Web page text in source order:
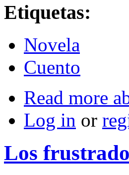
Etiquetas:
Novela
Cuento
Read more
Log in or
Los